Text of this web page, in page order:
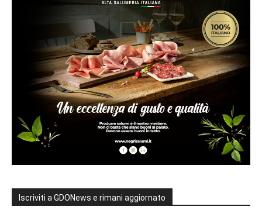
Iscriviti a GDONews e rimani aggiornato